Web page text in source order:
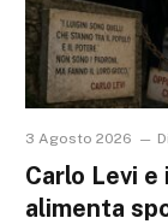
3 Agosto 2026 Di
Carlo Levi
alimenta